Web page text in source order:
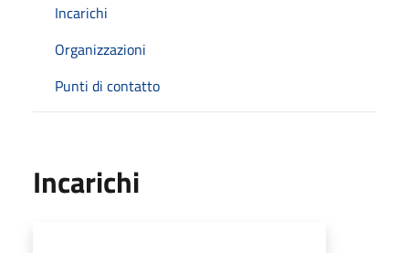
Incarichi
Organizzazioni
Punti di contatto
Incarichi